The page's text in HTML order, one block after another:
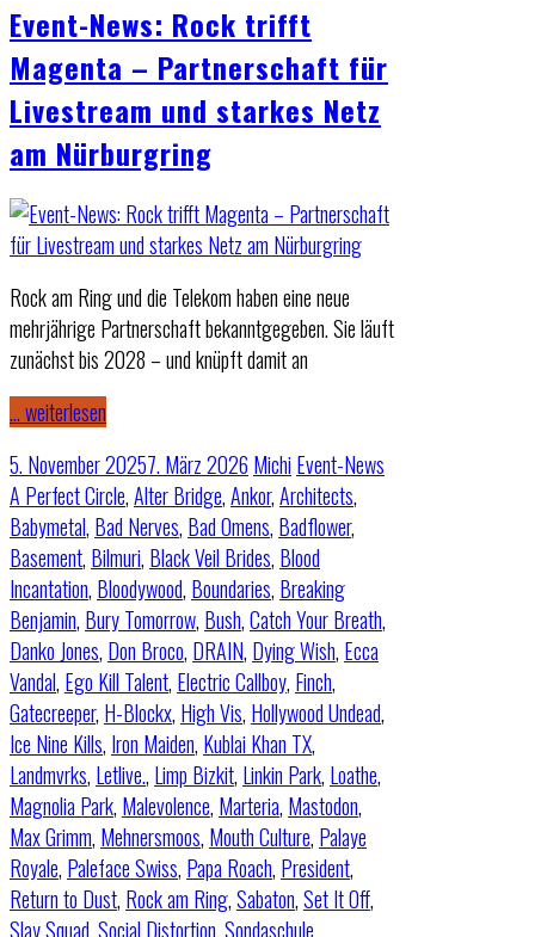
Event-News: Rock trifft
Magenta – Partnerschaft für
Livestream und starkes Netz
am Nürburgring
Rock am Ring und die Telekom haben eine neue
mehrjährige Partnerschaft bekanntgegeben. Sie läuft
zunächst bis 2028 – und knüpft damit an
… weiterlesen
5. November 20257. März 2026 Michi Event-News
A Perfect Circle,Alter Bridge,Ankor,Architects,
Babymetal, Bad Nerves, Bad Omens, Badflower,
Basement, Bilmuri, Black Veil Brides, Blood
Incantation, Bloodywood, Boundaries, Breaking
Benjamin, Bury Tomorrow, Bush,Catch Your Breath,
Danko Jones, Don Broco, DRAIN, Dying Wish, Ecca
Vandal, Ego Kill Talent, Electric Callboy, Finch,
Gatecreeper, H-Blockx, High Vis, Hollywood Undead,
Ice Nine Kills, Iron Maiden, Kublai Khan TX,
Landmvrks, Letlive., Limp Bizkit, Linkin Park, Loathe,
Magnolia Park, Malevolence, Marteria, Mastodon,
Max Grimm, Mehnersmoos, Mouth Culture, Palaye
Royale, Paleface Swiss, Papa Roach, President,
Return to Dust, Rock am Ring,Sabaton,Set It Off,
Slay Squad Social Distortion Sondaschule